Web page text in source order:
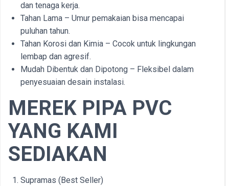
dan tenaga kerja.
Tahan Lama – Umur pemakaian bisa mencapai
puluhan tahun.
Tahan Korosi dan Kimia – Cocok untuk lingkungan
lembap dan agresif.
Mudah Dibentuk dan Dipotong – Fleksibel dalam
penyesuaian desain instalasi.
MEREK PIPA PVC
YANG KAMI
SEDIAKAN
Supramas (Best Seller)